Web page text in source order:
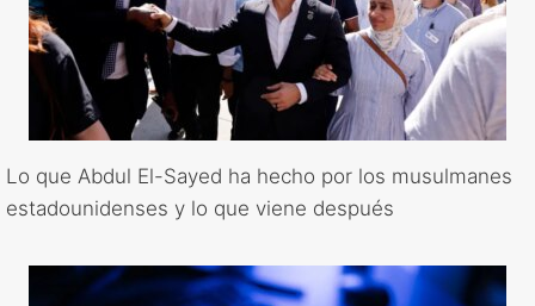
Lo que Abdul El-Sayed ha hecho por los musulmanes
estadounidenses y lo que viene después